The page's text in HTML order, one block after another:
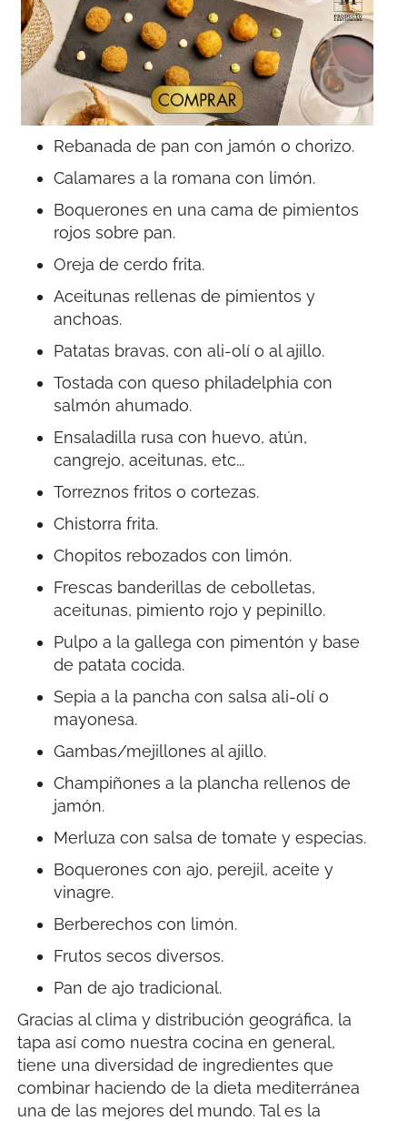
Rebanada de pan con jamón o chorizo.
Calamares a la romana con limón.
Boquerones en una cama de pimientos
rojos sobre pan.
Oreja de cerdo frita.
Aceitunas rellenas de pimientos y
anchoas.
Patatas bravas, con ali-olí o al ajillo.
Tostada con queso philadelphia con
salmón ahumado.
Ensaladilla rusa con huevo, atún,
cangrejo, aceitunas, etc...
Torreznos fritos o cortezas.
Chistorra frita.
Chopitos rebozados con limón.
Frescas banderillas de cebolletas,
aceitunas, pimiento rojo y pepinillo.
Pulpo a la gallega con pimentón y base
de patata cocida.
Sepia a la pancha con salsa ali-olí o
mayonesa.
Gambas/mejillones al ajillo.
Champiñones a la plancha rellenos de
jamón.
Merluza con salsa de tomate y especias.
Boquerones con ajo, perejil, aceite y
vinagre.
Berberechos con limón.
Frutos secos diversos.
Pan de ajo tradicional.
Gracias al clima y distribución geográfica, la
tapa así como nuestra cocina en general,
tiene una diversidad de ingredientes que
combinar haciendo de la dieta mediterránea
una de las mejores del mundo. Tal es la